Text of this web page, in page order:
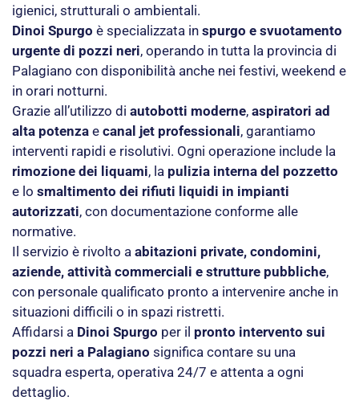
igienici, strutturali o ambientali.
Dinoi Spurgo è specializzata in spurgo e svuotamento
urgente di pozzi neri, operando in tutta la provincia di
Palagiano con disponibilità anche nei festivi, weekend e
in orari notturni.
Grazie all’utilizzo di autobotti moderne, aspiratori ad
alta potenza e canal jet professionali, garantiamo
interventi rapidi e risolutivi. Ogni operazione include la
rimozione dei liquami, la pulizia interna del pozzetto
e lo smaltimento dei rifiuti liquidi in impianti
autorizzati, con documentazione conforme alle
normative.
Il servizio è rivolto a abitazioni private, condomini,
aziende, attività commerciali e strutture pubbliche,
con personale qualificato pronto a intervenire anche in
situazioni difficili o in spazi ristretti.
Affidarsi a Dinoi Spurgo per il pronto intervento sui
pozzi neri a Palagiano significa contare su una
squadra esperta, operativa 24/7 e attenta a ogni
dettaglio.